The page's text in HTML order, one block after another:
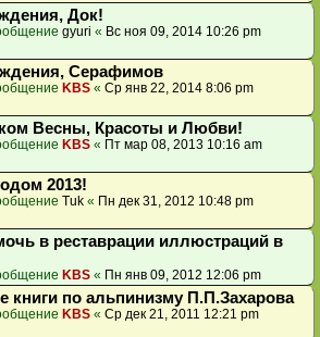
Док!
gyuri « Вс ноя 09, 2014 10:26 pm
Серафимов
KBS « Ср янв 22, 2014 8:06 pm
Весны, Красоты и Любви!
KBS « Пт мар 08, 2013 10:16 am
2013!
Tuk « Пн дек 31, 2012 10:48 pm
в реставрации иллюстраций в
KBS « Пн янв 09, 2012 12:06 pm
книги по альпинизму П.П.Захарова
KBS « Ср дек 21, 2011 12:21 pm